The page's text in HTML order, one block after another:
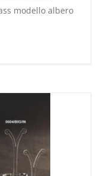
modello albero